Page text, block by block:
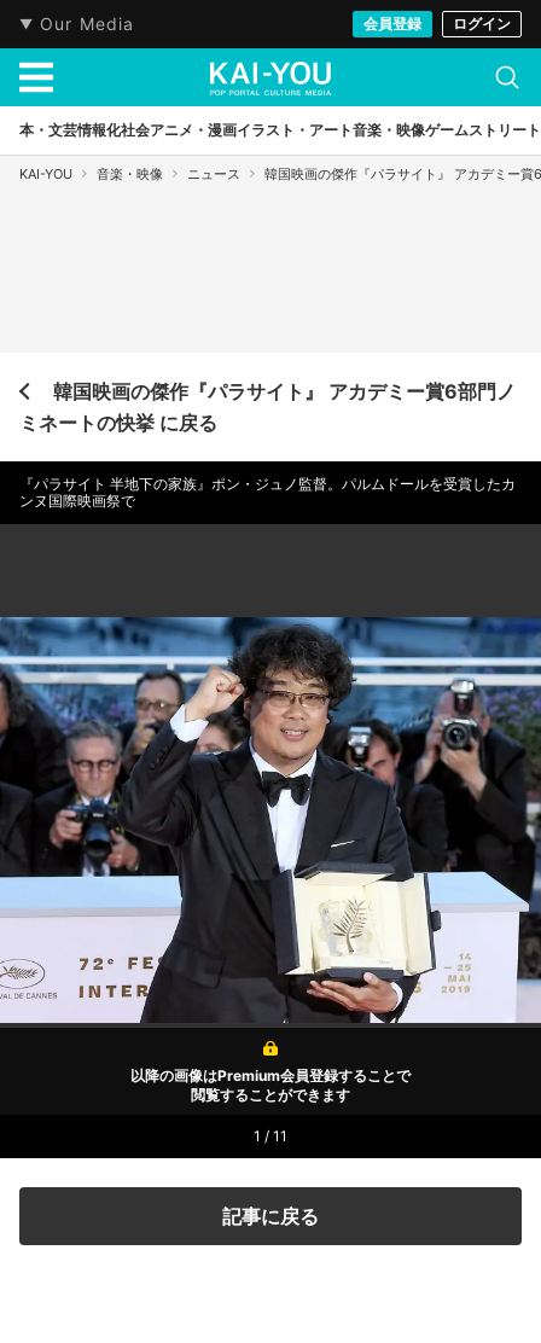
Our Media 会員登録 ログイン
本・文芸情報化社会アニメ・漫画イラスト・アート音楽・映像ゲームストリート
KAI-YOU 音楽・映像 ニュース 韓国映画の傑作『パラサイト』 アカデミー賞
韓国映画の傑作『パラサイト』 アカデミー賞6部門ノ
ミネートの快挙 に戻る
『パラサイト 半地下の家族』ポン・ジュノ監督。パルムドールを受賞したカ
ンヌ国際映画祭で
以降の画像はPremium会員登録することで
閲覧することができます
1 / 11
記事に戻る